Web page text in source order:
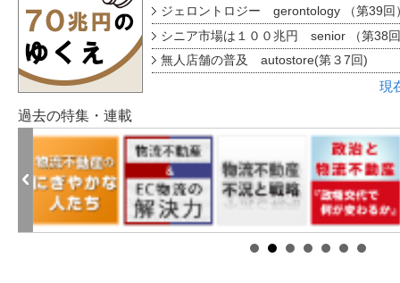
ジェロントロジー gerontology （第39回
シニア市場は１００兆円 senior （第38
無人店舗の普及 autostore(第３7回)
現
過去の特集・連載